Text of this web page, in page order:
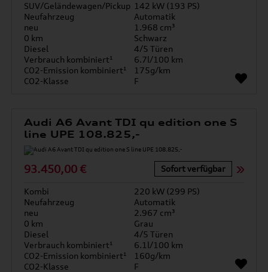
SUV/Geländewagen/Pickup 142 kW (193 PS)
Neufahrzeug
Automatik
neu
1.968 cm³
0 km
Schwarz
Diesel
4/5 Türen
Verbrauch kombiniert¹
6.7l/100 km
CO2-Emission kombiniert¹
175g/km
CO2-Klasse
F
Audi A6 Avant TDI qu edition one S
line UPE 108.825,-
93.450,00 € Sofort verfügbar
Kombi
220 kW (299 PS)
Neufahrzeug
Automatik
neu
2.967 cm³
0 km
Grau
Diesel
4/5 Türen
Verbrauch kombiniert¹
6.1l/100 km
CO2-Emission kombiniert¹
160g/km
CO2-Klasse
F